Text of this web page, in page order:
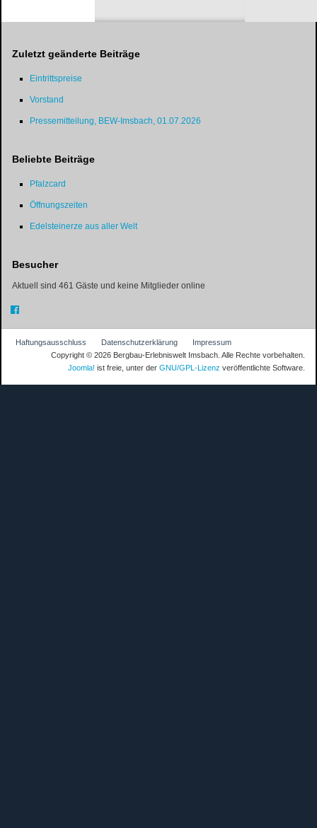
Zuletzt geänderte Beiträge
Eintrittspreise
Vorstand
Pressemitteilung, BEW-Imsbach, 01.07.2026
Beliebte Beiträge
Pfalzcard
Öffnungszeiten
Edelsteinerze aus aller Welt
Besucher
Aktuell sind 461 Gäste und keine Mitglieder online
Haftungsausschluss Datenschutzerklärung
Impressum
Copyright © 2026 Bergbau-Erlebniswelt Imsbach. Alle Rechte vorbehalten.
Joomla! ist freie, unter der GNU/GPL-Lizenz veröffentlichte Software.